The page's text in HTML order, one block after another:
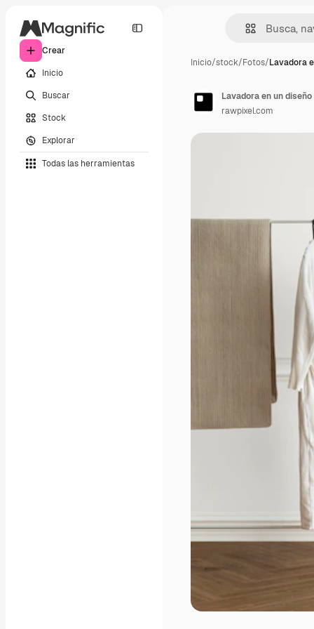
Crear
Inicio
Buscar
Stock
Explorar
Todas las herramientas
Inicio/stock/Fotos/Lavadora
Lavadora en un
rawpixel.com